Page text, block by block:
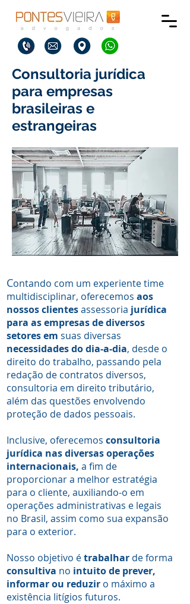
Consultoria jurídica
para empresas
brasileiras e
estrangeiras
Contando com um experiente time
multidisciplinar, oferecemos aos
nossos clientesassessoria jurídica
para as empresas de diversos
setores em suas diversas
necessidades do dia-a-dia, desde o
direito do trabalho, passando pela
redação de contratos diversos,
consultoria em direito tributário,
além das questões envolvendo
proteção de dados pessoais.
Inclusive, oferecemos consultoria
jurídica nas diversas operações
internacionais, a fim de
proporcionar a melhor estratégia
para o cliente, auxiliando-o em
operações administrativas e legais
no Brasil, assim como sua expansão
para o exterior.
Nosso objetivo étrabalhar de forma
consultiva no intuito de prever,
informar ou reduzir o máximo a
existência litígios futuros.